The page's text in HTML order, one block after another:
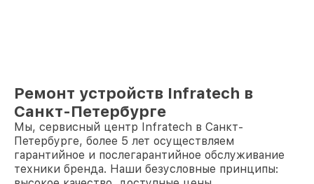
Ремонт устройств Infratech в
Санкт-Петербурге
Мы, сервисный центр Infratech в Санкт-
Петербурге, более 5 лет осуществляем
гарантийное и послегарантийное обслуживание
техники бренда. Наши безусловные принципы: